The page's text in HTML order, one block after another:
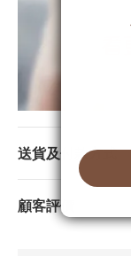
送貨及付款方式
顧客評價